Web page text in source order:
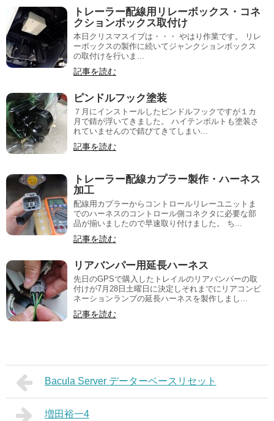
トレーラー配線用リレーボックス・コネ
クションボックス取付け
本日クリスマスイブは・・・ やはり作業です。 リレ
ーボックスの製作に続いてジャンクションボックス
の取付けを行いま...
記事を読む
ピンドルフック塗装
７月にインストールしたピンドルフックですが１カ
月で錆が浮いてきました。 ハイテンボルトも塗装さ
れていませんので錆びてきてしまい...
記事を読む
トレーラー配線カプラー製作・ハーネス
加工
配線用カプラーからコントロールリレーユニットま
でのハーネスのコントロール側コネクタに必要な部
品が揃いましたので早速取り付けました。 ち...
記事を読む
リアバンパー用延長ハーネス
先日のGPSで購入したトレイルのリアバンパーの取
付けが7月28日土曜日に決定しそれまでにリアコンビ
ネーションランプの延長ハーネスを製作しまし...
記事を読む
Bacula Server データーベースリセット
増田裕一4